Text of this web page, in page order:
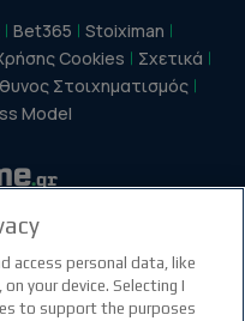
Bet365
Stoiximan
Cookies
Σχετικά
Στοιχηματισμός
Model
link
social link
social link
twitter social link
access personal data, like
your device. Selecting I
to support the purposes